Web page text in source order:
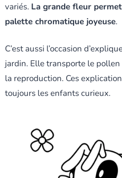
variés. La grande fleur
palette chromatique joyeuse.
C’est aussi l’occasion
jardin. Elle transporte le pollen
la reproduction. Ces
toujours les enfants curieux.